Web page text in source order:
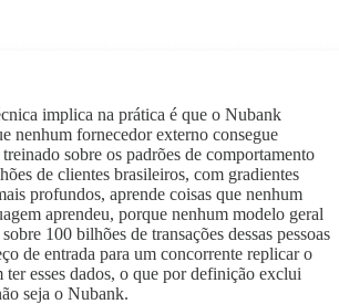
implica na prática é que o Nubank
nenhum fornecedor externo consegue
sobre os padrões de comportamento
de clientes brasileiros, com gradientes
profundos, aprende coisas que nenhum
aprendeu, porque nenhum modelo geral
100 bilhões de transações dessas pessoas
de entrada para um concorrente replicar o
ter esses dados, o que por definição exclui
seja o Nubank.